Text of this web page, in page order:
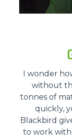
I wonder
without
tonnes of
quickly,
Blackbird
to work